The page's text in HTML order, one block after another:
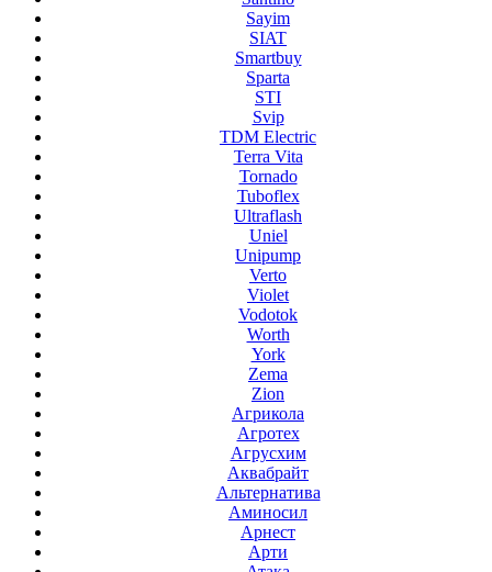
Sayim
SIAT
Smartbuy
Sparta
STI
Svip
TDM Electric
Terra Vita
Tornado
Tuboflex
Ultraflash
Uniel
Unipump
Verto
Violet
Vodotok
Worth
York
Zema
Zion
Агрикола
Агротех
Агрусхим
Аквабрайт
Альтернатива
Аминосил
Арнест
Арти